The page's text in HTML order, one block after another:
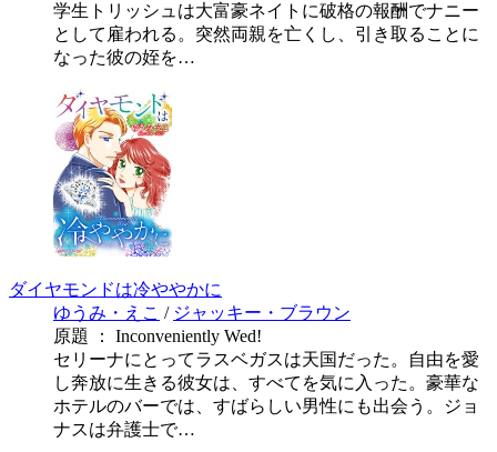
学生トリッシュは大富豪ネイトに破格の報酬でナニー
として雇われる。突然両親を亡くし、引き取ることに
なった彼の姪を…
ダイヤモンドは冷ややかに
ゆうみ・えこ / ジャッキー・ブラウン
原題 ： Inconveniently Wed!
セリーナにとってラスベガスは天国だった。自由を愛
し奔放に生きる彼女は、すべてを気に入った。豪華な
ホテルのバーでは、すばらしい男性にも出会う。ジョ
ナスは弁護士で…